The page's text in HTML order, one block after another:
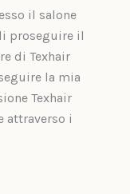
il salone
proseguire il
di Texhair
la mia
Texhair
attraverso i